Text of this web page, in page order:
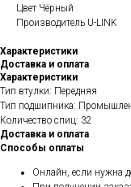
Цвет Чёрный
Производитель U-LINK
Характеристики
Доставка и оплата
Характеристики
Тип втулки: Передняя
Тип подшипника:
Количество спиц: 32
Доставка и оплата
Способы оплаты
Онлайн, если нужна